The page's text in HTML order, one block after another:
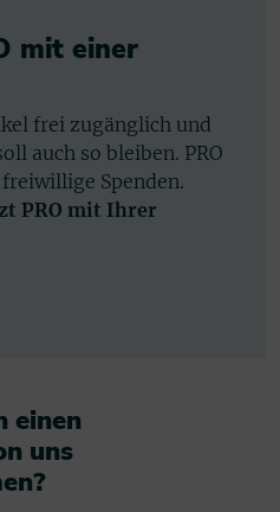
mit einer
frei zugänglich und
auch so bleiben. PRO
Spenden.
PRO mit Ihrer
einen
uns